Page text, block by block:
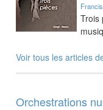
Francis
Trois
Voir tous les articles
Orchestrations